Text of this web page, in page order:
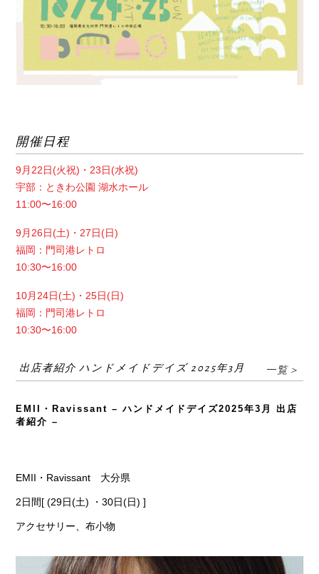
開催日程
9月22日(火祝)・23日(水祝)
宇部：ときわ公園 湖水ホール
11:00〜16:00
9月26日(土)・27日(日)
福岡：門司港レトロ
10:30〜16:00
10月24日(土)・25日(日)
福岡：門司港レトロ
10:30〜16:00
出店者紹介 ハンドメイドデイズ 2025年3月 一覧＞
EMII・Ravissant – ハンドメイドデイズ2025年3月 出店
者紹介 –
EMII・Ravissant 大分県
2日間[ (29日(土) ・30日(日) ]
アクセサリー、布小物